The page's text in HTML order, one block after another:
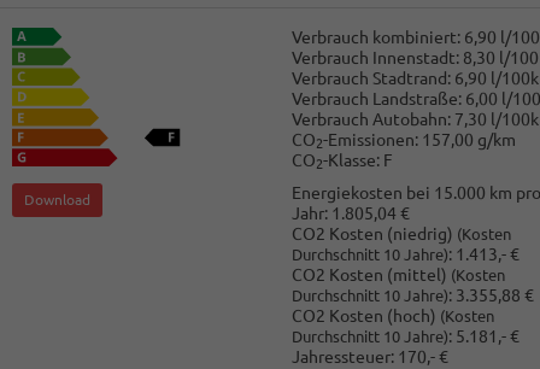
Verbrauch kombiniert: 6,90 l/
Verbrauch Innenstadt: 8,30 l/
Verbrauch Stadtrand: 6,90 l/
Verbrauch Landstraße: 6,00 l/
Verbrauch Autobahn: 7,30 l/
CO2-Emissionen: 157,00 g/km
CO2-Klasse: F
Download
Energiekosten bei 15.000 km pro
Jahr: 1.805,04 €
CO2 Kosten (niedrig) (Kosten
Durchschnitt 10 Jahre): 1.413,- €
CO2 Kosten (mittel) (Kosten
Durchschnitt 10 Jahre): 3.355,88 €
CO2 Kosten (hoch) (Kosten
Durchschnitt 10 Jahre): 5.181,- €
Jahressteuer: 170,- €